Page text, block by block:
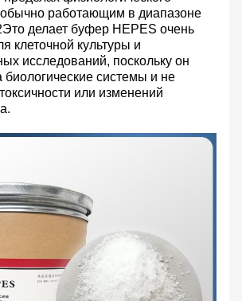
работающим в диапазоне
делает буфер HEPES очень
клеточной культуры и
исследований, поскольку он
биологические системы и не
или изменений